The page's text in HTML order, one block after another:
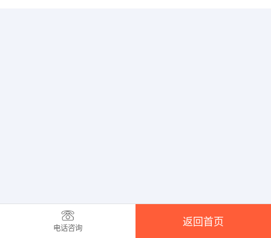
电话咨询
返回首页